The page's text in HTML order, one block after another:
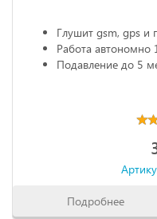
Глушит gsm, gps и
Работа автономно
Подавление до 5
Подробнее